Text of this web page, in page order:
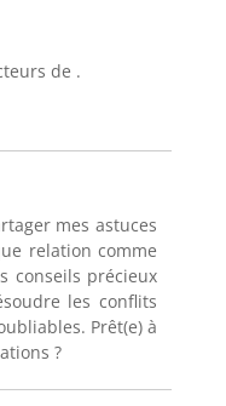
de .
mes astuces
relation comme
conseils précieux
les conflits
Prêt(e) à
?